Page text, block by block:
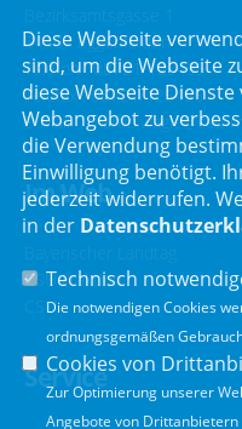
84307 Eggenfelden
Telefon :08721/125495
Telefax : 08721/125496
E-Mail :martin.wagle@csu-
Im Web
CSU Fraktion
CSU
Service
Diese Webseite
sind, um die Webseite
diese Webseite
Webangebot zu
die Verwendung
Einwilligung benötigt.
jederzeit widerrufen.
in der
Technisch
Die notwendigen Cookies
ordnungsgemäßen
Cookies von
Zur Optimierung unserer
Angebote von Drittanbietern